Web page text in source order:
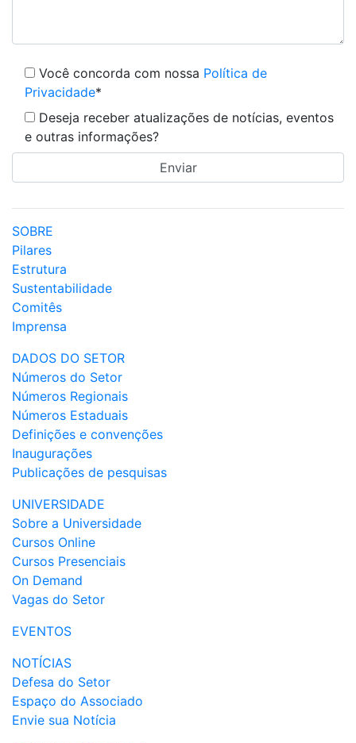
Você concorda com nossa Política de
Privacidade*
Deseja receber atualizações de notícias, eventos
e outras informações?
SOBRE
Pilares
Estrutura
Sustentabilidade
Comitês
Imprensa
DADOS DO SETOR
Números do Setor
Números Regionais
Números Estaduais
Definições e convenções
Inaugurações
Publicações de pesquisas
UNIVERSIDADE
Sobre a Universidade
Cursos Online
Cursos Presenciais
On Demand
Vagas do Setor
EVENTOS
NOTÍCIAS
Defesa do Setor
Espaço do Associado
Envie sua Notícia